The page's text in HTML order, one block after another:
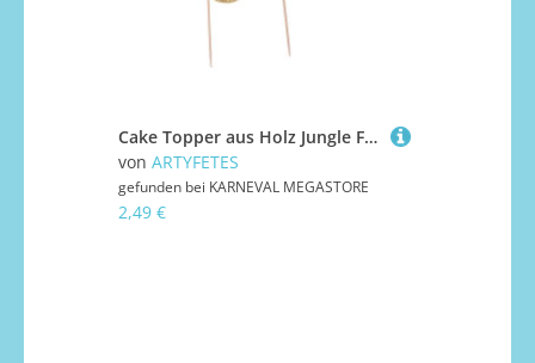
Cake Topper aus Holz Jungle Fever Gold 20 cm glitzernd
von ARTYFETES
gefunden bei KARNEVAL MEGASTORE
2,49 €